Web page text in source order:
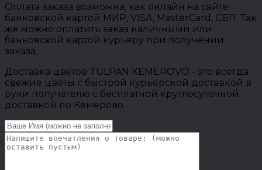
Оплата заказа возможна, как онлайн на сайте
банковской картой МИР, VISA, MasterCard, СБП. Так
же можно оплатить заказ наличными или
банковской картой курьеру при получении
заказа.
Доставка цветов TULPAN KEMEROVO - это всегда
свежие цветы с быстрой курьерской доставкой в
руки получателю с бесплатной круглосуточной
доставкой по Кемерово.